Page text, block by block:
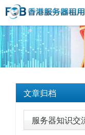
文章归档
服务器知识交